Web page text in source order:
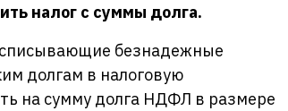
налог с суммы долга.
безнадежные
долгам в налоговую
на сумму долга НДФЛ в размере